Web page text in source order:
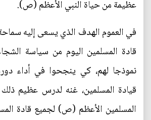
عظيمة من حياة النبي الأعظم (ص).
في العموم الهدف الذي يسعى إليه
قادة المسلمين اليوم من سياسة
نموذجا لهم، كي ينجحوا في أداء
قيادة المسلمين، غنه لدرس عظيم
المسلمين الأعظم (ص) لجميع قادة